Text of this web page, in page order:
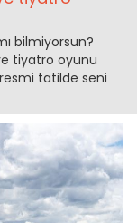
bilmiyorsun?
tiyatro oyunu
tatilde seni